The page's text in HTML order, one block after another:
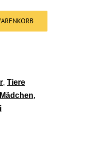
, Tiere
Mädchen,